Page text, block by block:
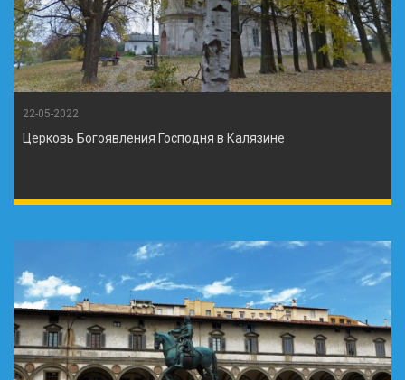
22-05-2022
Церковь Богоявления Господня в Калязине